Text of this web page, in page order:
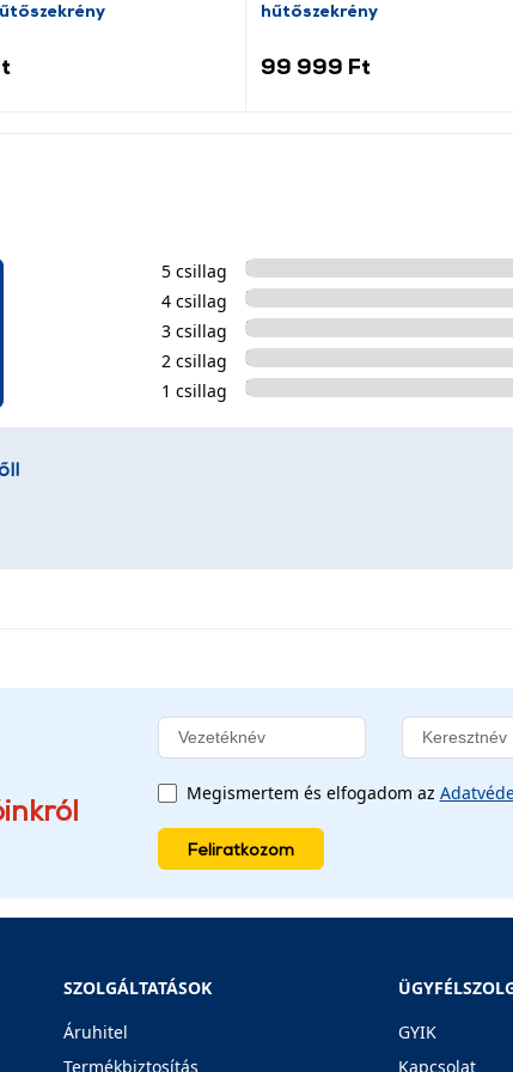
hűtőszekrény
99 999 Ft
5 csillag
4 csillag
3 csillag
2 csillag
1 csillag
Megismertem és elfogadom az
Feliratkozom
SZOLGÁLTATÁSOK
Áruhitel
Termékbiztosítás
GYIK
Kapcsolat